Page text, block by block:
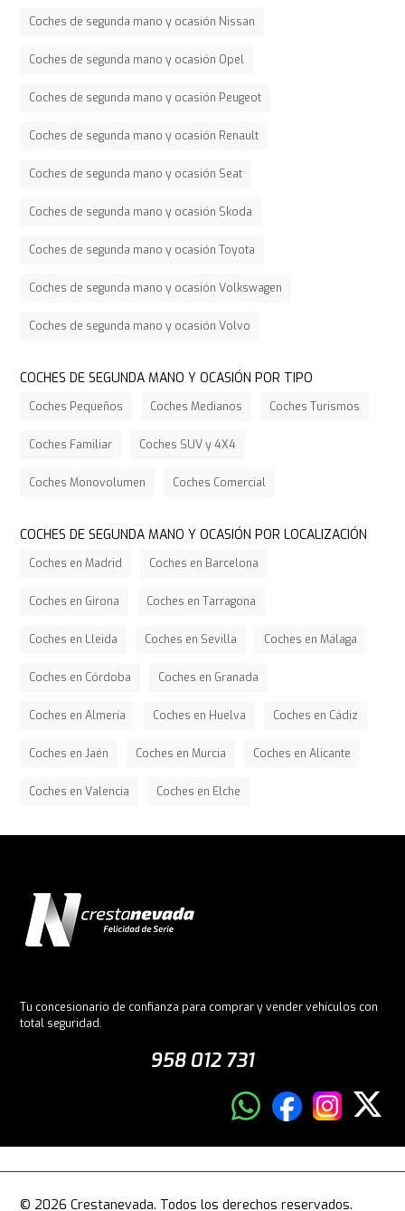
Coches de segunda mano y ocasión Nissan
Coches de segunda mano y ocasión Opel
Coches de segunda mano y ocasión Peugeot
Coches de segunda mano y ocasión Renault
Coches de segunda mano y ocasión Seat
Coches de segunda mano y ocasión Skoda
Coches de segunda mano y ocasión Toyota
Coches de segunda mano y ocasión Volkswagen
Coches de segunda mano y ocasión Volvo
COCHES DE SEGUNDA MANO Y OCASIÓN POR TIPO
Coches Pequeños Coches Medianos Coches Turismos
Coches Familiar Coches SUV y 4X4
Coches Monovolumen Coches Comercial
COCHES DE SEGUNDA MANO Y OCASIÓN POR LOCALIZACIÓN
Coches en Madrid Coches en Barcelona
Coches en Girona Coches en Tarragona
Coches en Lleida Coches en Sevilla Coches en Málaga
Coches en Córdoba Coches en Granada
Coches en Almería Coches en Huelva Coches en Cádiz
Coches en Jaén Coches en Murcia Coches en Alicante
Coches en Valencia Coches en Elche
Tu concesionario de confianza para comprar y vender vehículos con
total seguridad.
958 012 731
© 2026 Crestanevada. Todos los derechos reservados.